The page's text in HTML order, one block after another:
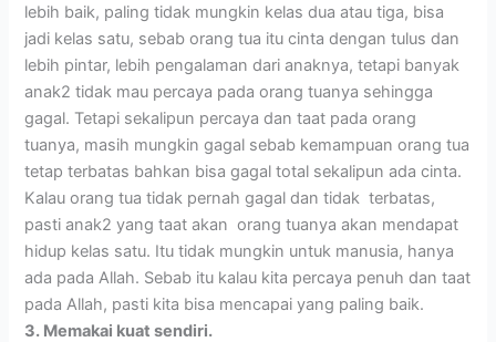
lebih baik, paling tidak mungkin kelas dua atau tiga, bisa
jadi kelas satu, sebab orang tua itu cinta dengan tulus dan
lebih pintar, lebih pengalaman dari anaknya, tetapi banyak
anak2 tidak mau percaya pada orang tuanya sehingga
gagal. Tetapi sekalipun percaya dan taat pada orang
tuanya, masih mungkin gagal sebab kemampuan orang tua
tetap terbatas bahkan bisa gagal total sekalipun ada cinta.
Kalau orang tua tidak pernah gagal dan tidak terbatas,
pasti anak2 yang taat akan orang tuanya akan mendapat
hidup kelas satu. Itu tidak mungkin untuk manusia, hanya
ada pada Allah. Sebab itu kalau kita percaya penuh dan taat
pada Allah, pasti kita bisa mencapai yang paling baik.
3. Memakai kuat sendiri.